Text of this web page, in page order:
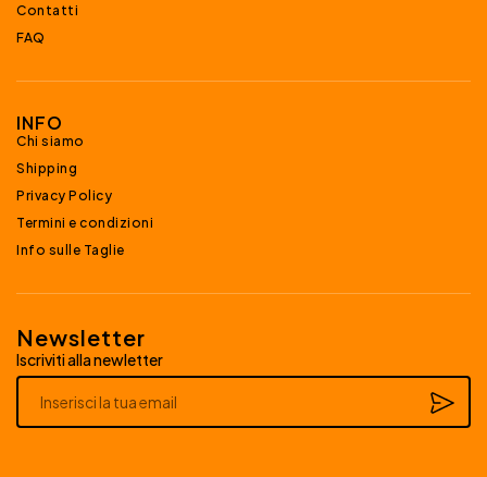
Contatti
FAQ
INFO
Chi siamo
Shipping
Privacy Policy
Termini e condizioni
Info sulle Taglie
Newsletter
Iscriviti alla newletter